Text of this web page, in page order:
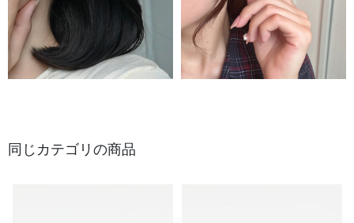
同じカテゴリの商品